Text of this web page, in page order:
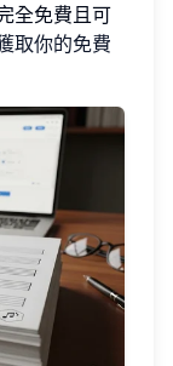
全免費且可
取你的免費